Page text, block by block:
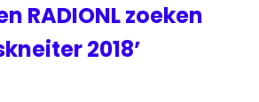
RADIONL zoeken
2018’